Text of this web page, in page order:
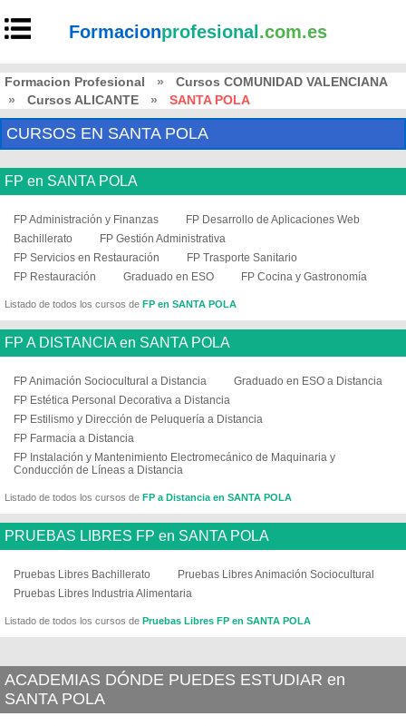
Formacionprofesional .com.es
Formacion Profesional »
Cursos COMUNIDAD VALENCIANA
»
Cursos ALICANTE » SANTA POLA
CURSOS EN SANTA POLA
FP en SANTA POLA
FP Administración y Finanzas
FP Desarrollo de Aplicaciones Web
Bachillerato
FP Gestión Administrativa
FP Servicios en Restauración
FP Trasporte Sanitario
FP Restauración
Graduado en ESO FP Cocina y Gastronomía
Listado de todos los cursos de FP en SANTA POLA
FP A DISTANCIA en SANTA POLA
FP Animación Sociocultural a Distancia
Graduado en ESO a Distancia
FP Estética Personal Decorativa a Distancia
FP Estilismo y Dirección de Peluquería a Distancia
FP Farmacia a Distancia
FP Instalación y Mantenimiento Electromecánico de Maquinaria y
Conducción de Líneas a Distancia
Listado de todos los cursos de FP a Distancia en SANTA POLA
PRUEBAS LIBRES FP en SANTA POLA
Pruebas Libres Bachillerato
Pruebas Libres Animación Sociocultural
Pruebas Libres Industria Alimentaria
Listado de todos los cursos de Pruebas Libres FP en SANTA POLA
ACADEMIAS DÓNDE PUEDES ESTUDIAR en
SANTA POLA